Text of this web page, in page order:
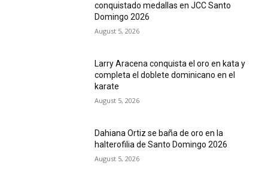
conquistado medallas en JCC Santo
Domingo 2026
August 5, 2026
Larry Aracena conquista el oro en kata y
completa el doblete dominicano en el
karate
August 5, 2026
Dahiana Ortiz se baña de oro en la
halterofilia de Santo Domingo 2026
August 5, 2026